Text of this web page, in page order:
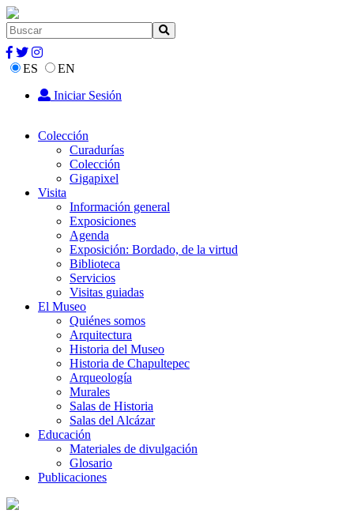
ES
EN
Iniciar Sesión
Colección
Curadurías
Colección
Gigapixel
Visita
Información general
Exposiciones
Agenda
Exposición: Bordado, de la virtud
Biblioteca
Servicios
Visitas guiadas
El Museo
Quiénes somos
Arquitectura
Historia del Museo
Historia de Chapultepec
Arqueología
Murales
Salas de Historia
Salas del Alcázar
Educación
Materiales de divulgación
Glosario
Publicaciones